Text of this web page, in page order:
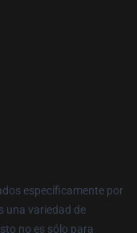
específicamente por
una variedad de
no es sólo para